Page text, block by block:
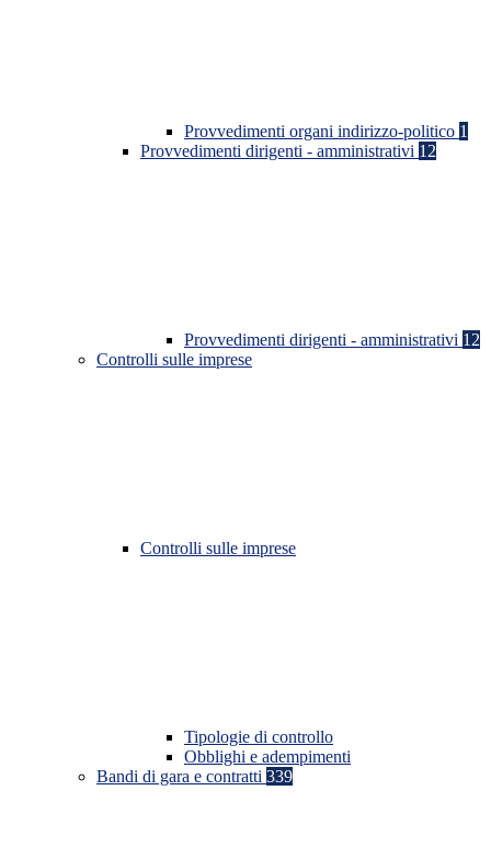
Provvedimenti organi indirizzo-politico 1
Provvedimenti dirigenti - amministrativi 12
Provvedimenti dirigenti - amministrativi 12
Controlli sulle imprese
Controlli sulle imprese
Tipologie di controllo
Obblighi e adempimenti
Bandi di gara e contratti 339